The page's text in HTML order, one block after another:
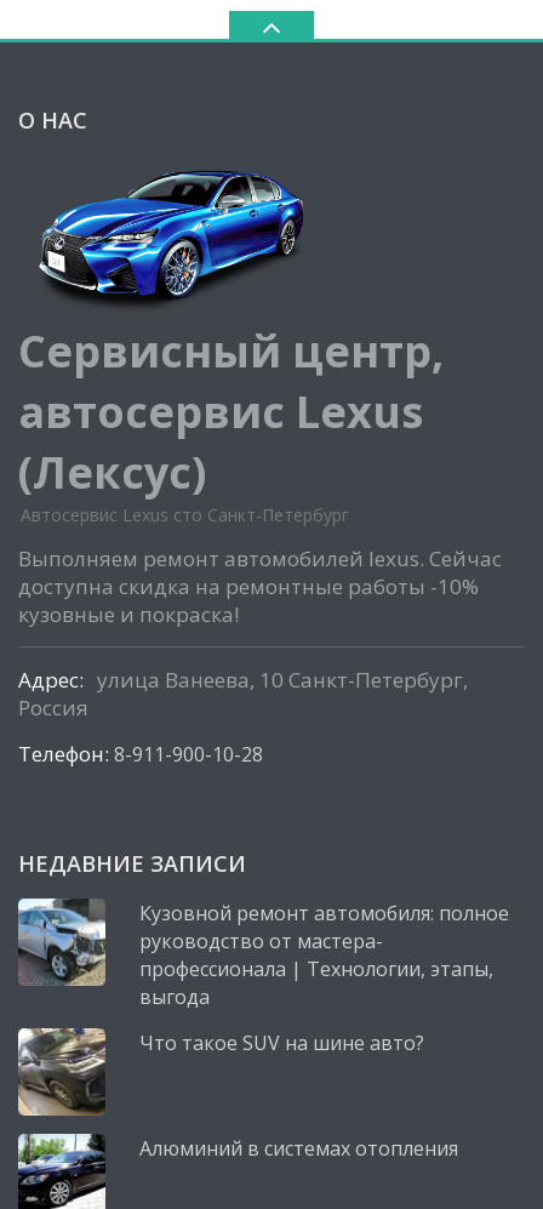
О НАС
Сервисный центр,
автосервис Lexus
(Лексус)
Автосервис Lexus сто Санкт-Петербург
Выполняем ремонт автомобилей lexus. Сейчас
доступна скидка на ремонтные работы -10%
кузовные и покраска!
Адрес: улица Ванеева, 10 Санкт-Петербург,
Россия
Телефон: 8-911-900-10-28
НЕДАВНИЕ ЗАПИСИ
Кузовной ремонт автомобиля: полное
руководство от мастера-
профессионала | Технологии, этапы,
выгода
Что такое SUV на шине авто?
Алюминий в системах отопления